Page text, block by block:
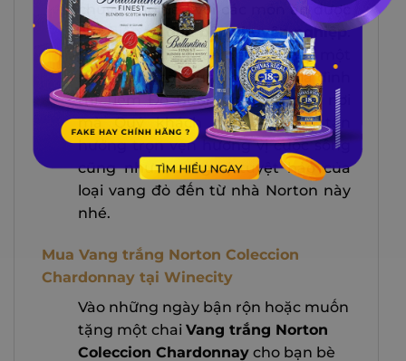
chuyên nghiệp với các món ăn được
chế biến từđầu bếp chuyên nghiệp.
Vào ngày cuối tuần đẹp trời hay một
ngày họp mặt cùng bạn bè, gia đình
thì Tiệm Đỡ Buồn chắc chắn là nơi
mà Quý khách nên ghé để tận
hưởng trọn vẹn hương vị cuộc sống
cũng như hương vị tuyệt hảo của
loại vang đỏ đến từ nhà Norton này
nhé.
Mua Vang trắng Norton Coleccion
Chardonnay tại Winecity
Vào những ngày bận rộn hoặc muốn
tặng một chai Vang trắng Norton
Coleccion Chardonnay cho bạn bè